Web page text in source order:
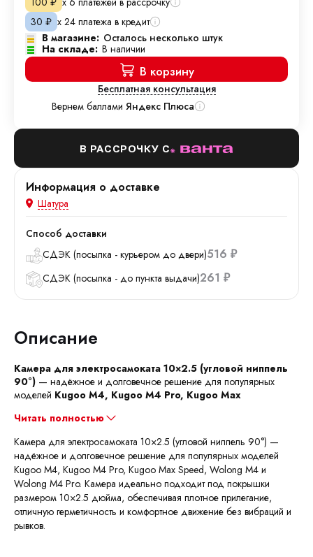
30 ₽ х 24 платежа в кредит
В магазине: Осталось несколько штук
На складе: В наличии
В корзину
Бесплатная консультация
Вернем баллами Яндекс Плюса
В РАССРОЧКУ С
Информация о доставке
Шатура
Способ доставки
СДЭК (посылка - курьером до двери)516 ₽
СДЭК (посылка - до пункта выдачи)261 ₽
Описание
Камера для электросамоката 10×2.5 (угловой ниппель
90°) — надёжное и долговечное решение для популярных
моделей Kugoo M4, Kugoo M4 Pro, Kugoo Max
Читать полностью
​Камера для электросамоката 10×2.5 (угловой ниппель 90°) —
надёжное и долговечное решение для популярных моделей
Kugoo M4, Kugoo M4 Pro, Kugoo Max Speed, Wolong M4 и
Wolong M4 Pro. Камера идеально подходит под покрышки
размером 10×2.5 дюйма, обеспечивая плотное прилегание,
отличную герметичность и комфортное движение без вибраций и
рывков.